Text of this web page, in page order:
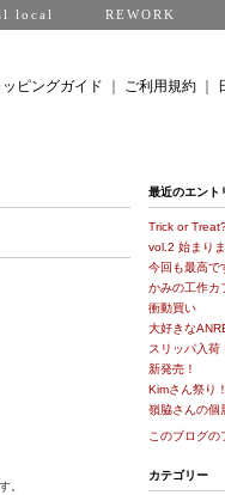
local REWORK
ッピングガイド ご利用規約
。
最近のエント
Trick or
vol.2 始まりま
今回も最高で
かみの工作カ
衝動買い
大好きな
スリッパ入荷
新発売！
Kimさん祭り！
嶺脇さんの個
このブログの
カテゴリー